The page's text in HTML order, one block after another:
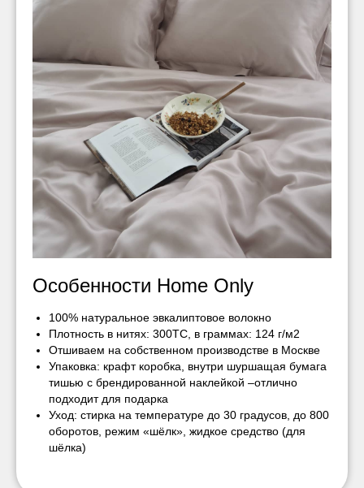
Особенности Home Only
100% натуральное эвкалиптовое волокно
Плотность в нитях: 300ТС, в граммах: 124 г/м2
Отшиваем на собственном производстве в Москве
Упаковка: крафт коробка, внутри шуршащая бумага
тишью с брендированной наклейкой –отлично
подходит для подарка
Уход: стирка на температуре до 30 градусов, до 800
оборотов, режим «шёлк», жидкое средство (для
шёлка)